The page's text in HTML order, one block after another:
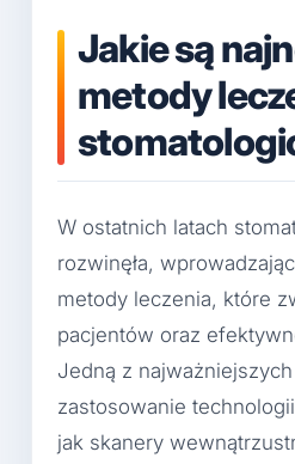
Jakie są
metody
W ostatnich latach
rozwinęła,
metody leczenia, które
pacjentów oraz
Jedną z
zastosowanie
jak skanery